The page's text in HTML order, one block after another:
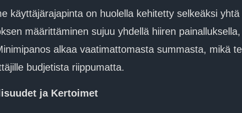
käyttäjärajapinta on huolella kehitetty selkeäksi
määrittäminen sujuu yhdellä hiiren
alkaa vaatimattomasta summasta, mikä
budjetista riippumatta.
ja Kertoimet